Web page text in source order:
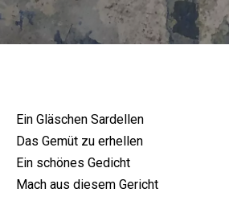
Ein Gläschen Sardellen
Das Gemüt zu erhellen
Ein schönes Gedicht
Mach aus diesem Gericht